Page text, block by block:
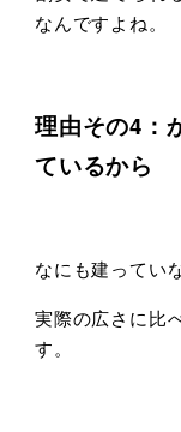
なんですよね。
理由その4：
ているから
なにも建ってい
実際の広さに比
す。